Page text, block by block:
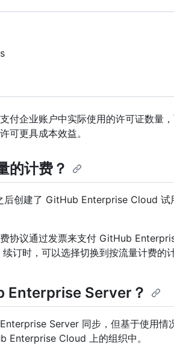
付企业账户中实际使用的许可证数量，
可更具成本效益。
的计费？
创建了 GitHub Enterprise Cloud 试
协议通过发票来支付 GitHub
订时，可以选择切换到按流量计费的计
Enterprise Server？
Server 同步，但基于使用情
Enterprise Cloud 上的组织中。